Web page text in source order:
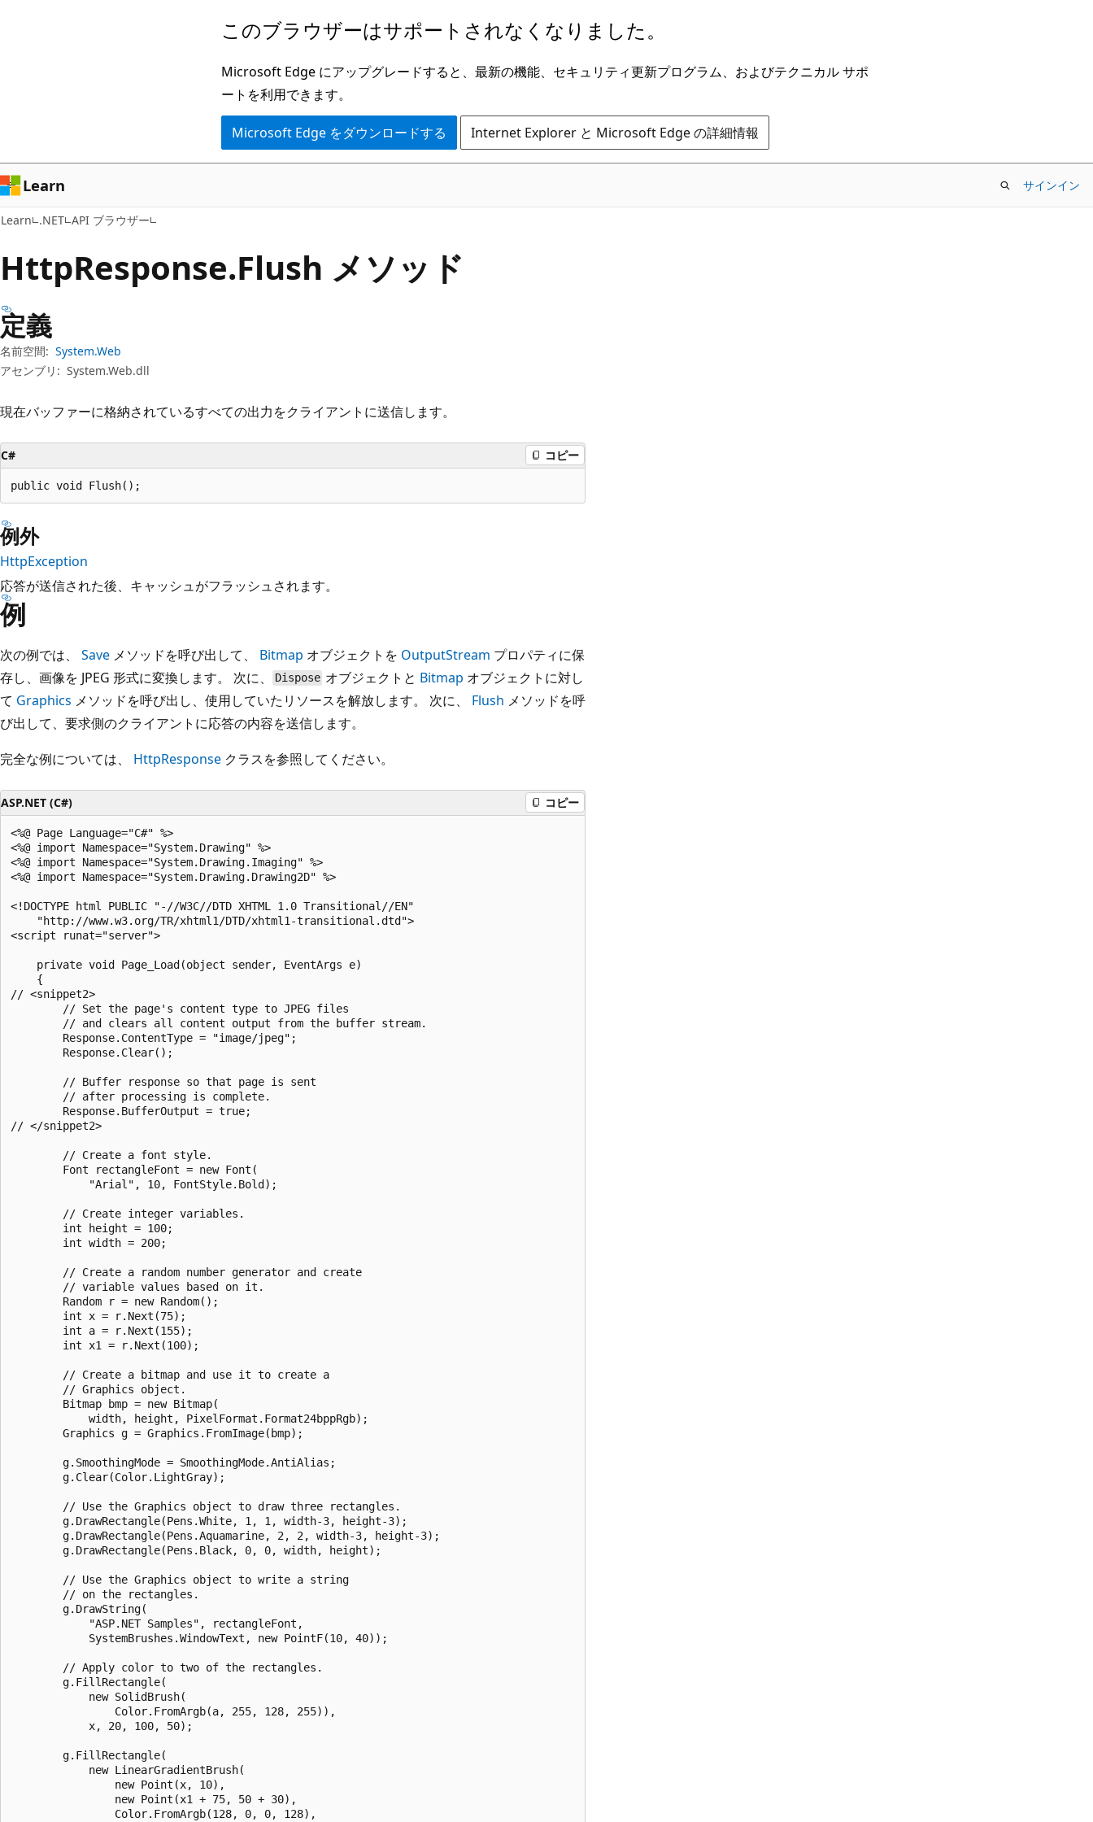
ン
ツ
に
ス
ッ
ゲ
ー
シ
ョ
に
キ
ッ
プ
このブラウザーはサポートされなくなりました。
Microsoft Edge にアップグレードすると、最新の機能、セキュリティ更新プログラム、およびテクニカル サポ
ートを利用できます。
Microsoft Edge をダウンロードする Internet Explorer と Microsoft Edge の詳細情報
Learn サインイン
Learn .NET API ブラウザー
HttpResponse.Flush メソッド
定義
名前空間: System.Web
アセンブリ: System.Web.dll
現在バッファーに格納されているすべての出力をクライアントに送信します。
C# コピー
public void Flush();
例外
HttpException
応答が送信された後、キャッシュがフラッシュされます。
例
次の例では、 Save メソッドを呼び出して、 Bitmap オブジェクトを OutputStream プロパティに保
存し、画像を JPEG 形式に変換します。 次に、
Dispose オブジェクトと Bitmap オブジェクトに対し
て Graphics メソッドを呼び出し、使用していたリソースを解放します。 次に、 Flush メソッドを呼
び出して、要求側のクライアントに応答の内容を送信します。
完全な例については、 HttpResponse クラスを参照してください。
ASP.NET (C#) コピー
<%@ Page Language="C#" %>
<%@ import Namespace="System.Drawing" %>
<%@ import Namespace="System.Drawing.Imaging" %>
<%@ import Namespace="System.Drawing.Drawing2D" %>
<!DOCTYPE html PUBLIC "-//W3C//DTD XHTML 1.0 Transitional//EN"
    "http://www.w3.org/TR/xhtml1/DTD/xhtml1-transitional.dtd">
<script runat="server">
    private void Page_Load(object sender, EventArgs e)
    {
// <snippet2>
        // Set the page's content type to JPEG files
        // and clears all content output from the buffer stream.
        Response.ContentType = "image/jpeg";
        Response.Clear();
        // Buffer response so that page is sent
        // after processing is complete.
        Response.BufferOutput = true;
// </snippet2>
        // Create a font style.
        Font rectangleFont = new Font(
            "Arial", 10, FontStyle.Bold);
        // Create integer variables.
        int height = 100;
        int width = 200;
        // Create a random number generator and create
        // variable values based on it.
        Random r = new Random();
        int x = r.Next(75);
        int a = r.Next(155);
        int x1 = r.Next(100);
        // Create a bitmap and use it to create a
        // Graphics object.
        Bitmap bmp = new Bitmap(
            width, height, PixelFormat.Format24bppRgb);
        Graphics g = Graphics.FromImage(bmp);
        g.SmoothingMode = SmoothingMode.AntiAlias;
        g.Clear(Color.LightGray);
        // Use the Graphics object to draw three rectangles.
        g.DrawRectangle(Pens.White, 1, 1, width-3, height-3);
        g.DrawRectangle(Pens.Aquamarine, 2, 2, width-3, height-3);
        g.DrawRectangle(Pens.Black, 0, 0, width, height);
        // Use the Graphics object to write a string
        // on the rectangles.
        g.DrawString(
            "ASP.NET Samples", rectangleFont,
            SystemBrushes.WindowText, new PointF(10, 40));
        // Apply color to two of the rectangles.
        g.FillRectangle(
            new SolidBrush(
                Color.FromArgb(a, 255, 128, 255)),
            x, 20, 100, 50);
        g.FillRectangle(
            new LinearGradientBrush(
                new Point(x, 10),
                new Point(x1 + 75, 50 + 30),
                Color.FromArgb(128, 0, 0, 128),